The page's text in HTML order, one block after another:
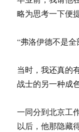
略为思考一下便
“弗洛伊德不是
当时，我还真的
战士的另一种成色
一同分到北京工
以后，他那隐藏